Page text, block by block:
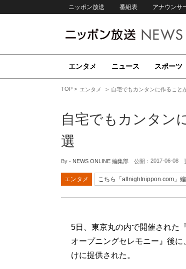
ニッポン放送 番組表 アナウンサ
エンタメ ニュース スポーツ
TOP エンタメ 自宅でもカンタンに作ること
自宅でもカンタン
選
By - NEWS ONLINE 編集部 公開： 2017-06-08
エンタメ こちら「allnightnippon.com」
5日、東京丸の内で開催された
オープニングセレモニー』後に
けに提供された。